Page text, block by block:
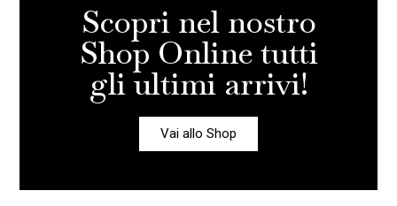
Scopri nel nostro
Shop Online tutti
gli ultimi arrivi!
Vai allo Shop